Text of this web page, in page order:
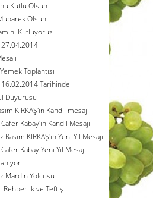
Kutlu Olsun
Olsun
Kutluyoruz
27.04.2014
Toplantısı
16.02.2014 Tarihinde
Duyurusu
KIRKAŞ'ın Kandil mesajı
Cafer Kabay'ın Kandil Mesajı
Rasim KIRKAŞ'ın Yeni Yıl Mesajı
Kabay Yeni Yıl Mesajı
Mardin Yolcusu
Rehberlik ve Teftiş